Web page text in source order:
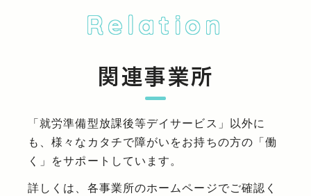
Relation
関連事業所
「就労準備型放課後等デイサービス」以外に
も、様々なカタチで障がいをお持ちの方の「働
く」をサポートしています。
詳しくは、各事業所のホームページでご確認く